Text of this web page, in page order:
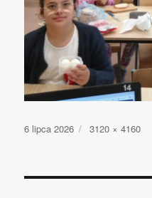
Opublikowano
6 lipca 2026
Pełny
3120 × 4160